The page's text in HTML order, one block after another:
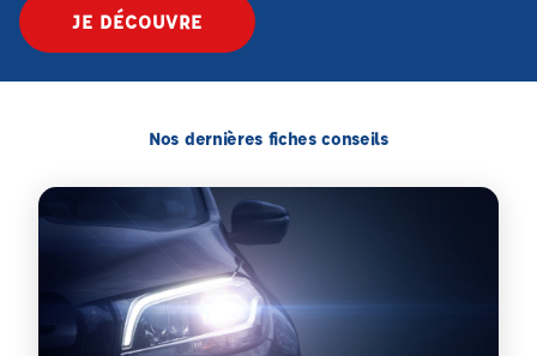
JE DÉCOUVRE
Nos dernières fiches conseils